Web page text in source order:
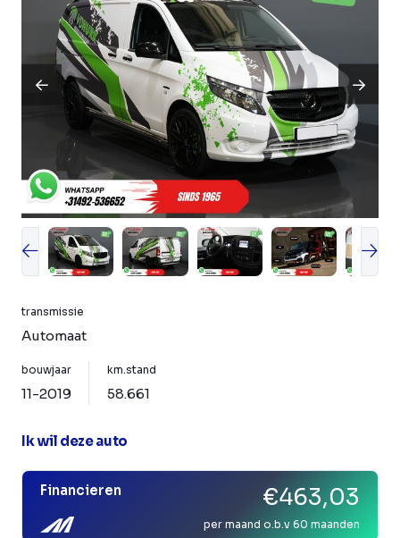
transmissie
Automaat
bouwjaar
11-2019
km.stand
58.661
Ik wil deze auto
Financieren €463,03
per maand o.b.v 60 maanden